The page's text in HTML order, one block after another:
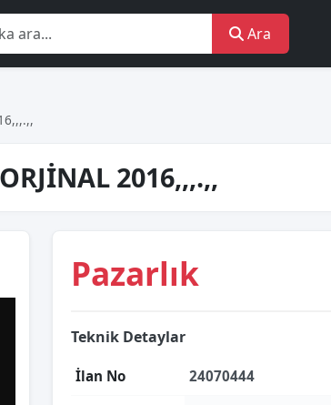
Ara
2016,,,.,,
Pazarlık
Teknik Detaylar
İlan No 24070444